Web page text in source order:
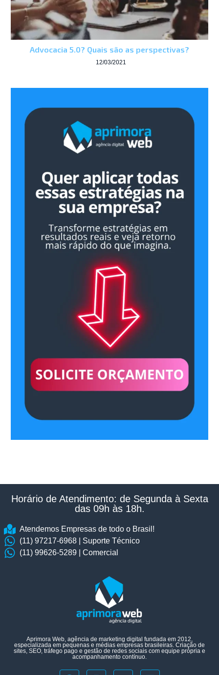
Advocacia 5.0? Quais são as perspectivas?
12/03/2021
Horário de Atendimento: de Segunda à Sexta
das 09h às 18h.​
Atendemos Empresas de todo o Brasil!
(11) 97217-6968 | Suporte Técnico
(11) 99626-5289 | Comercial
Aprimora Web, agência de marketing digital fundada em 2012,
especializada em pequenas e médias empresas brasileiras. Criação de
sites, SEO, tráfego pago e gestão de redes sociais com equipe própria e
acompanhamento contínuo.